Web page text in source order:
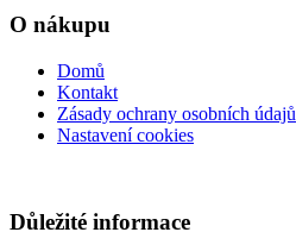
O nákupu
Domů
Kontakt
Zásady ochrany osobních údajů
Nastavení cookies
Důležité informace